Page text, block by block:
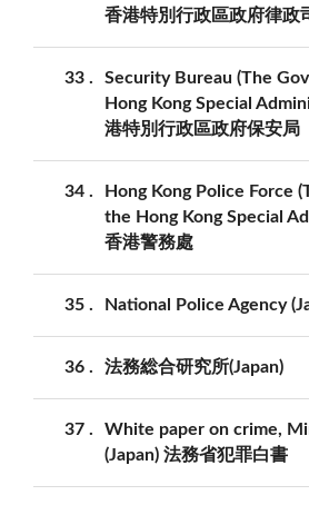
香港特別行政區政府律政
33
Security Bureau (The
Hong Kong Special
港特別行政區政府保安局
34
Hong Kong Police Force
the Hong Kong Special
香港警務處
35 National Police Agency
36 法務総合研究所(Japan)
37
White paper on crime,
(Japan) 法務省犯罪白書